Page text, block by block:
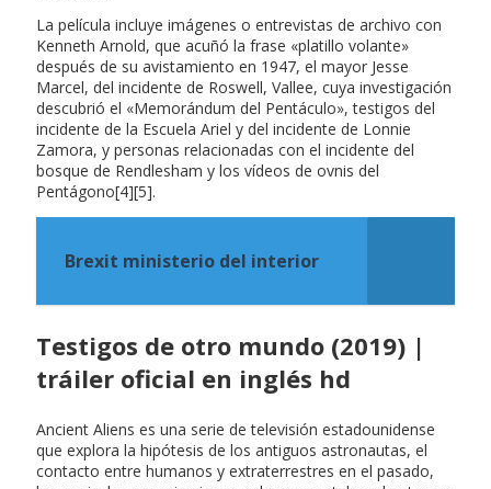
La película incluye imágenes o entrevistas de archivo con
Kenneth Arnold, que acuñó la frase «platillo volante»
después de su avistamiento en 1947, el mayor Jesse
Marcel, del incidente de Roswell, Vallee, cuya investigación
descubrió el «Memorándum del Pentáculo», testigos del
incidente de la Escuela Ariel y del incidente de Lonnie
Zamora, y personas relacionadas con el incidente del
bosque de Rendlesham y los vídeos de ovnis del
Pentágono[4][5].
Brexit ministerio del interior
Testigos de otro mundo (2019) |
tráiler oficial en inglés hd
Ancient Aliens es una serie de televisión estadounidense
que explora la hipótesis de los antiguos astronautas, el
contacto entre humanos y extraterrestres en el pasado,